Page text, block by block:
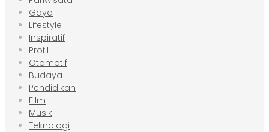
Gaya
Lifestyle
Inspiratif
Profil
Otomotif
Budaya
Pendidikan
Film
Musik
Teknologi